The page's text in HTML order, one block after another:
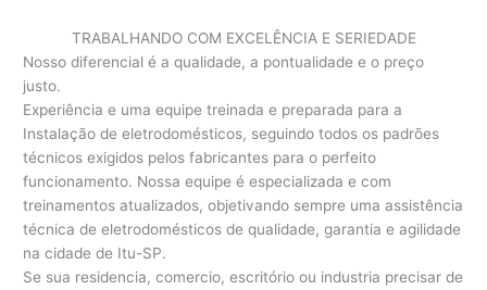
TRABALHANDO COM EXCELÊNCIA E SERIEDADE
Nosso diferencial é a qualidade, a pontualidade e o preço
justo.
Experiência e uma equipe treinada e preparada para a
Instalação de eletrodomésticos, seguindo todos os padrões
técnicos exigidos pelos fabricantes para o perfeito
funcionamento. Nossa equipe é especializada e com
treinamentos atualizados, objetivando sempre uma assistência
técnica de eletrodomésticos de qualidade, garantia e agilidade
na cidade de Itu-SP.
Se sua residencia, comercio, escritório ou industria precisar de